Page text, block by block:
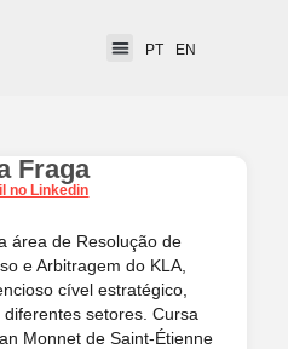
PT EN
Fraga
no Linkedin
área de Resolução de
e Arbitragem do KLA,
cível estratégico,
setores. Cursa
Monnet de Saint-Étienne